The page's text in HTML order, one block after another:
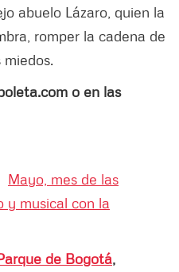
abuelo Lázaro, quien la
romper la cadena de
o en las
Mayo, mes de las
y musical con la
de Bogotá,